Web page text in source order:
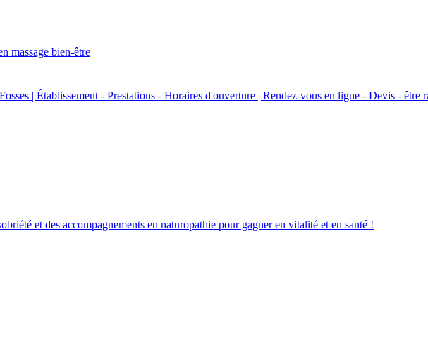
massage bien-être
| Établissement - Prestations - Horaires d'ouverture | Rendez-vous en ligne - Devis -
et des accompagnements en naturopathie pour gagner en vitalité et en santé !